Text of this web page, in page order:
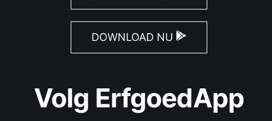
DOWNLOAD NU
Volg ErfgoedApp